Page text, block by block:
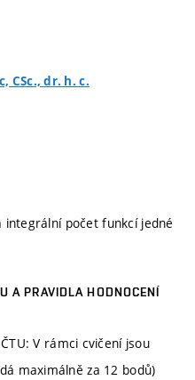
CSc., dr. h. c.
počet funkcí jedné
A PRAVIDLA HODNOCENÍ
V rámci cvičení jsou
maximálně za 12 bodů)